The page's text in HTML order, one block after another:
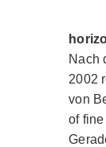
Nach
2002
von
of